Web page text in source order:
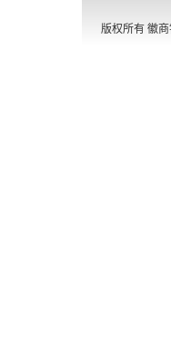
版权所有 徽